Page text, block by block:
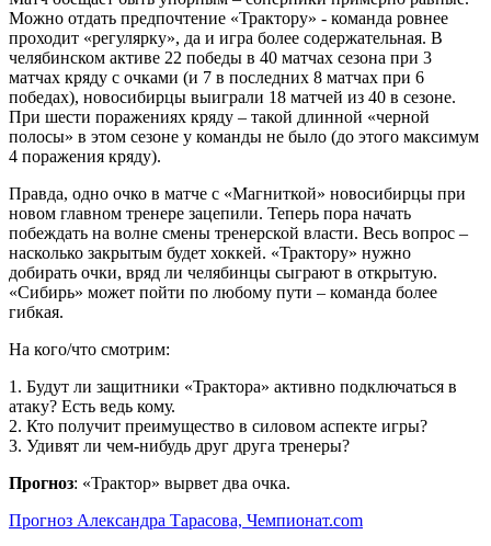
Можно отдать предпочтение «Трактору» - команда ровнее
проходит «регулярку», да и игра более содержательная. В
челябинском активе 22 победы в 40 матчах сезона при 3
матчах кряду с очками (и 7 в последних 8 матчах при 6
победах), новосибирцы выиграли 18 матчей из 40 в сезоне.
При шести поражениях кряду – такой длинной «черной
полосы» в этом сезоне у команды не было (до этого максимум
4 поражения кряду).
Правда, одно очко в матче с «Магниткой» новосибирцы при
новом главном тренере зацепили. Теперь пора начать
побеждать на волне смены тренерской власти. Весь вопрос –
насколько закрытым будет хоккей. «Трактору» нужно
добирать очки, вряд ли челябинцы сыграют в открытую.
«Сибирь» может пойти по любому пути – команда более
гибкая.
На кого/что смотрим:
1. Будут ли защитники «Трактора» активно подключаться в
атаку? Есть ведь кому.
2. Кто получит преимущество в силовом аспекте игры?
3. Удивят ли чем-нибудь друг друга тренеры?
Прогноз: «Трактор» вырвет два очка.
Прогноз Александра Тарасова, Чемпионат.com